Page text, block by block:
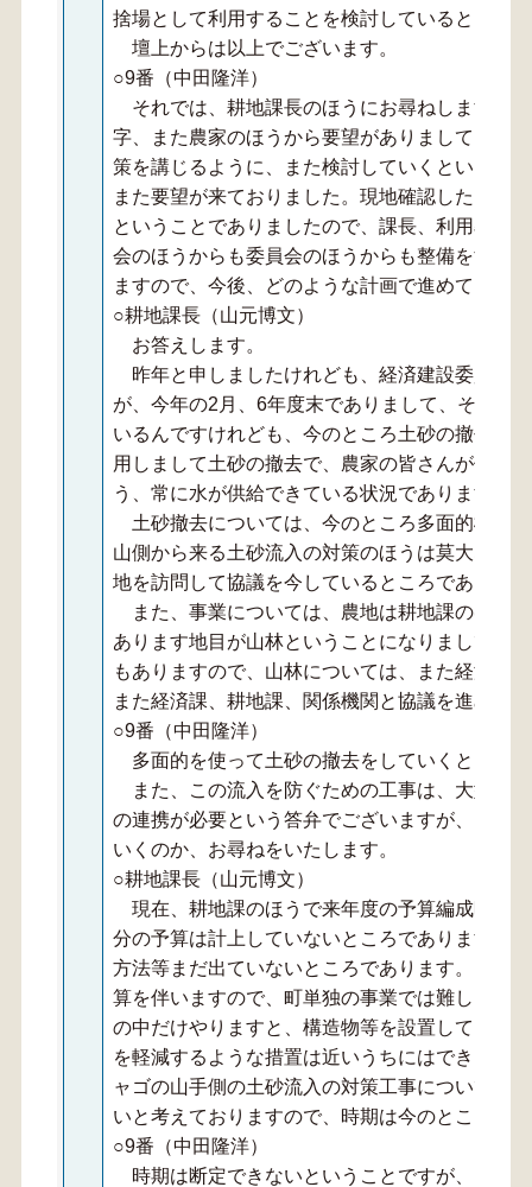
捨場として利用することを検討しているところ
壇上からは以上でございます。
○9番（中田隆洋）
それでは、耕地課長のほうにお尋ねしますが
字、また農家のほうから要望がありまして、耕
策を講じるように、また検討していくというこ
また要望が来ておりました。現地確認したら、
ということでありましたので、課長、利用率の
会のほうからも委員会のほうからも整備をする
ますので、今後、どのような計画で進めていく
○耕地課長（山元博文）
お答えします。
昨年と申しましたけれども、経済建設委員の
が、今年の2月、6年度末でありまして、それ以
いるんですけれども、今のところ土砂の撤去に
用しまして土砂の撤去で、農家の皆さんが使っ
う、常に水が供給できている状況であります。
土砂撤去については、今のところ多面的機能
山側から来る土砂流入の対策のほうは莫大な予
地を訪問して協議を今しているところでありま
また、事業については、農地は耕地課のほう
あります地目が山林ということになりまして、
もありますので、山林については、また経済課
また経済課、耕地課、関係機関と協議を進めて
○9番（中田隆洋）
多面的を使って土砂の撤去をしていくという
また、この流入を防ぐための工事は、大型に
の連携が必要という答弁でございますが、それ
いくのか、お尋ねをいたします。
○耕地課長（山元博文）
現在、耕地課のほうで来年度の予算編成時期
分の予算は計上していないところであります。
方法等まだ出ていないところであります。ここ
算を伴いますので、町単独の事業では難しいか
の中だけやりますと、構造物等を設置して、現
を軽減するような措置は近いうちにはできると
ャゴの山手側の土砂流入の対策工事については
いと考えておりますので、時期は今のところ回
○9番（中田隆洋）
時期は断定できないということですが、これ